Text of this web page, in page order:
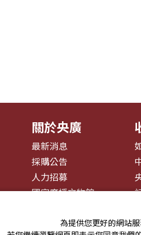
關於央廣
最新消息
採購公告
人力招募
國家廣播文物館
為提供您更好的網站